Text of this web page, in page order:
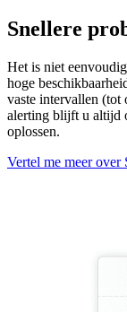
Snellere
Het is niet
hoge
vaste intervallen (tot
alerting blijft u altijd
oplossen.
Vertel me meer over